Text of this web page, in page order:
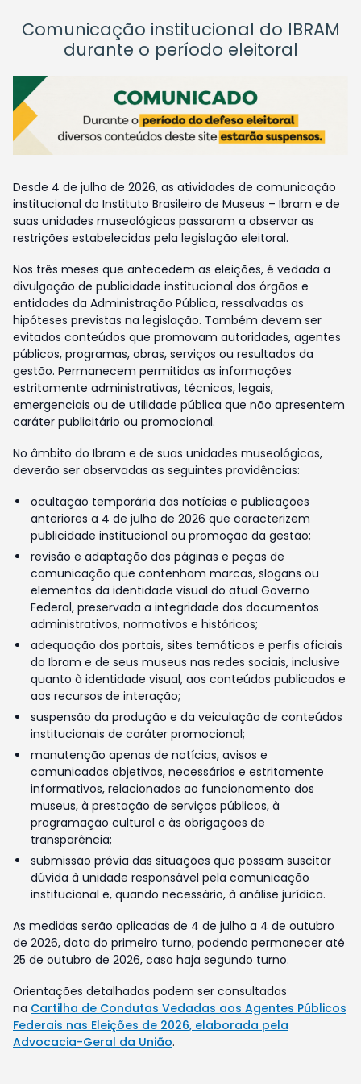
Comunicação institucional do IBRAM
durante o período eleitoral
Desde 4 de julho de 2026, as atividades de comunicação
institucional do Instituto Brasileiro de Museus – Ibram e de
suas unidades museológicas passaram a observar as
restrições estabelecidas pela legislação eleitoral.
Nos três meses que antecedem as eleições, é vedada a
divulgação de publicidade institucional dos órgãos e
entidades da Administração Pública, ressalvadas as
hipóteses previstas na legislação. Também devem ser
evitados conteúdos que promovam autoridades, agentes
públicos, programas, obras, serviços ou resultados da
gestão. Permanecem permitidas as informações
estritamente administrativas, técnicas, legais,
emergenciais ou de utilidade pública que não apresentem
caráter publicitário ou promocional.
No âmbito do Ibram e de suas unidades museológicas,
deverão ser observadas as seguintes providências:
ocultação temporária das notícias e publicações
anteriores a 4 de julho de 2026 que caracterizem
publicidade institucional ou promoção da gestão;
revisão e adaptação das páginas e peças de
comunicação que contenham marcas, slogans ou
elementos da identidade visual do atual Governo
Federal, preservada a integridade dos documentos
administrativos, normativos e históricos;
adequação dos portais, sites temáticos e perfis oficiais
do Ibram e de seus museus nas redes sociais, inclusive
quanto à identidade visual, aos conteúdos publicados e
aos recursos de interação;
suspensão da produção e da veiculação de conteúdos
institucionais de caráter promocional;
manutenção apenas de notícias, avisos e
comunicados objetivos, necessários e estritamente
informativos, relacionados ao funcionamento dos
museus, à prestação de serviços públicos, à
programação cultural e às obrigações de
transparência;
submissão prévia das situações que possam suscitar
dúvida à unidade responsável pela comunicação
institucional e, quando necessário, à análise jurídica.
As medidas serão aplicadas de 4 de julho a 4 de outubro
de 2026, data do primeiro turno, podendo permanecer até
25 de outubro de 2026, caso haja segundo turno.
Orientações detalhadas podem ser consultadas
na Cartilha de Condutas Vedadas aos Agentes Públicos
Federais nas Eleições de 2026, elaborada pela
Advocacia-Geral da União.